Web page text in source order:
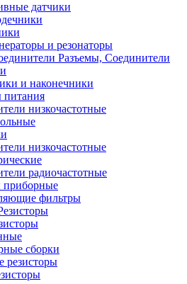
датчики
и резонаторы
Разъемы, Соединители
и наконечники
питания
низкочастотные
низкочастотные
радиочастотные
фильтры
сборки
резисторы